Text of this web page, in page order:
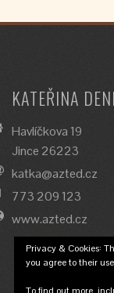
KATEŘINA
Havlíčkova 19
Jince 26223
katka@azted.cz
773 209 123
www.azted.cz
Privacy & Cookies:
you agree to their